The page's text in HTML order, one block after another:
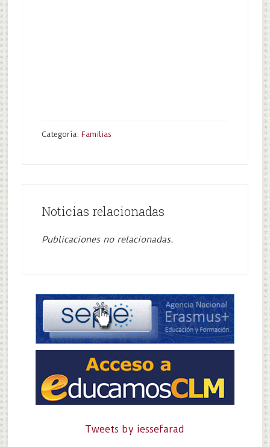
Categoría: Familias
Noticias relacionadas
Publicaciones no relacionadas.
Tweets by iessefarad